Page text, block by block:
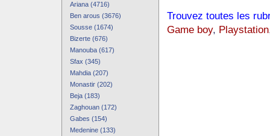
Ariana (4716)
Ben arous (3676)
Sousse (1674)
Bizerte (676)
Manouba (617)
Sfax (345)
Mahdia (207)
Monastir (202)
Beja (183)
Zaghouan (172)
Gabes (154)
Medenine (133)
Trouvez toutes les
Game boy, Playstation